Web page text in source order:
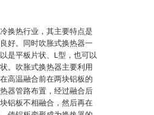
换热行业，其主要特点是
好。同时吹胀式换热器一
是平板片状、L型，也可以
。吹胀式换热器主要利用
高温融合前在两块铝板的
器管路布置，经过融合后
铝板不相融合，然后再在